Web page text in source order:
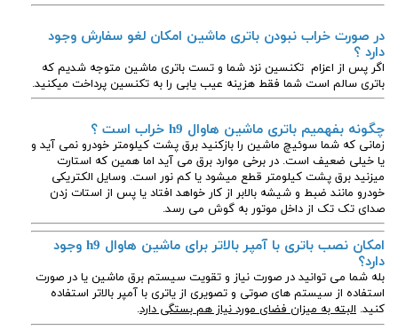
در صورت خراب نبودن باتری ماشین امکان لغو سفارش وجود
دارد ؟
اگر پس از اعزام تکنسین نزد شما و تست باتری ماشین متوجه شدیم که
باتری سالم است شما فقط هزینه عیب یابی را به تکنسین پرداخت میکنید.
چگونه بفهمیم باتری ماشین هاوال h9 خراب است ؟
زمانی که شما سوئیچ ماشین را بازکنید برق پشت کیلومتر خودرو نمی آید و
یا خیلی ضعیف است. در برخی موارد برق می آید اما همین که استارت
میزنید برق پشت کیلومتر قطع میشود یا کم نور است. وسایل الکتریکی
خودرو مانند ضبط و شیشه بالابر از کار خواهد افتاد یا پس از استات زدن
صدای تک تک از داخل موتور به گوش می رسد.
امکان نصب باتری با آمپر بالاتر برای ماشین هاوال h9 وجود
دارد؟
بله شما می توانید در صورت نیاز و تقویت سیستم برق ماشین یا در صورت
استفاده از سیستم های صوتی و تصویری از یاتری با آمپر بالاتر استفاده
کنید. البته به میزان فضای مورد نیاز هم بستگی دارد.